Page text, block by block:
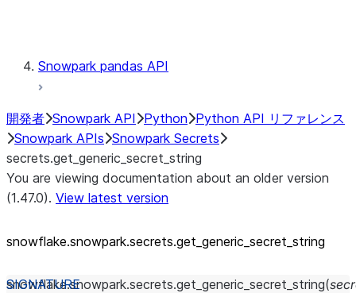
Snowpark pandas API
開発者 Snowpark API Python Python API リファレンス
Snowpark APIs Snowpark Secrets
secrets.get_generic_secret_string
You are viewing documentation about an older version
(1.47.0). View latest version
snowflake.snowpark.secrets.get_ generic_ secret_ string
snowflake.snowpark.secrets.get_generic_secret_string(